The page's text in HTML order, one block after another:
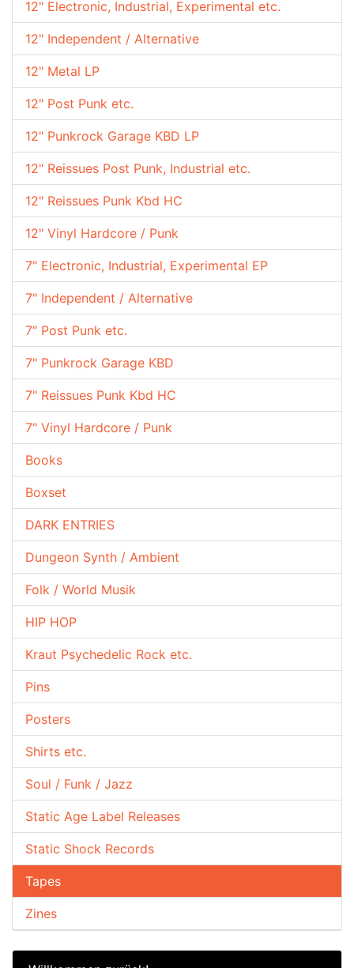
12" Electronic, Industrial, Experimental etc.
12" Independent / Alternative
12" Metal LP
12" Post Punk etc.
12" Punkrock Garage KBD LP
12" Reissues Post Punk, Industrial etc.
12" Reissues Punk Kbd HC
12" Vinyl Hardcore / Punk
7" Electronic, Industrial, Experimental EP
7" Independent / Alternative
7" Post Punk etc.
7" Punkrock Garage KBD
7" Reissues Punk Kbd HC
7" Vinyl Hardcore / Punk
Books
Boxset
DARK ENTRIES
Dungeon Synth / Ambient
Folk / World Musik
HIP HOP
Kraut Psychedelic Rock etc.
Pins
Posters
Shirts etc.
Soul / Funk / Jazz
Static Age Label Releases
Static Shock Records
Tapes
Zines